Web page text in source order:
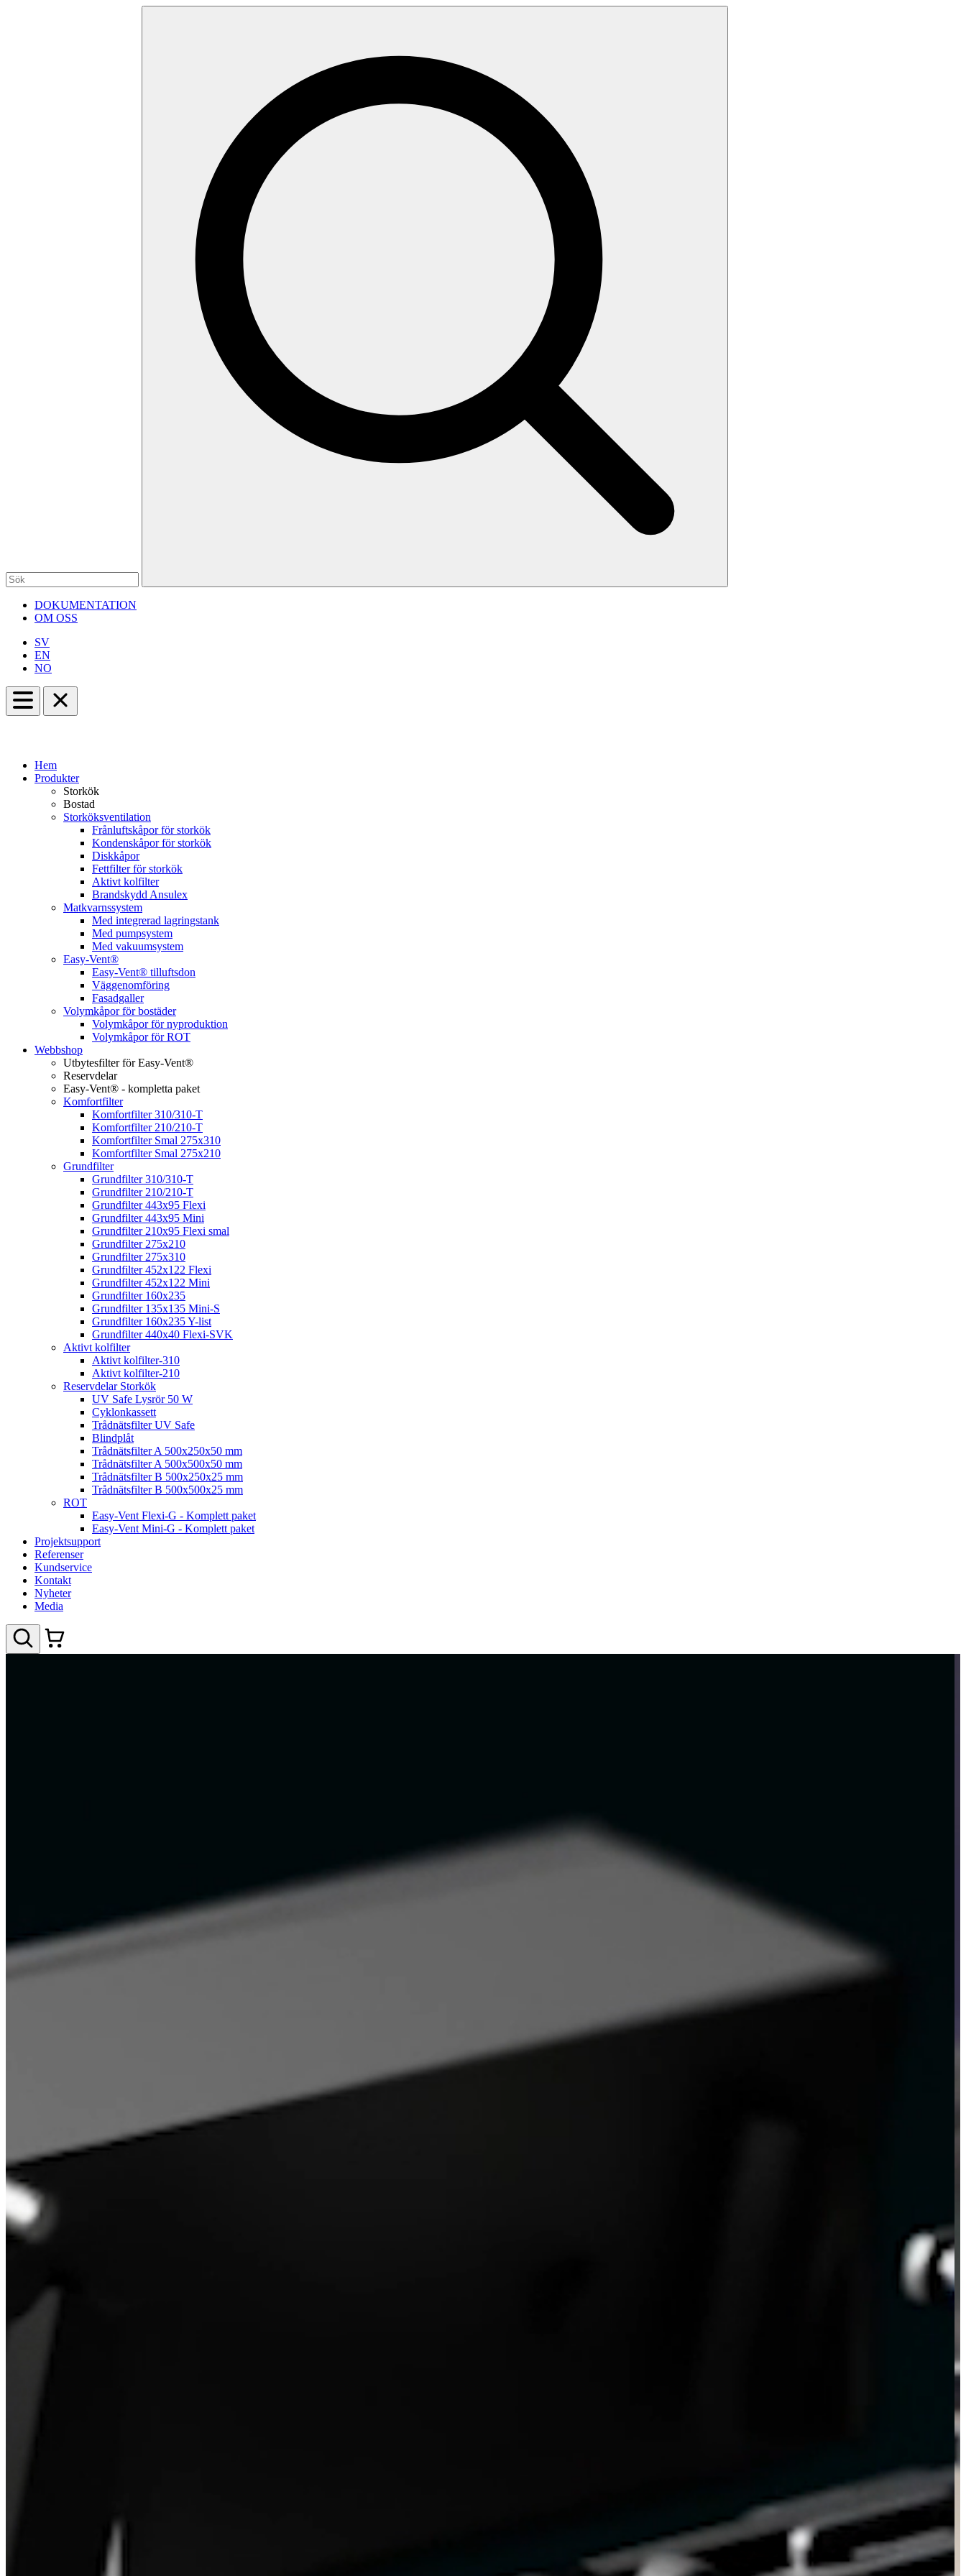
DOKUMENTATION
OM OSS
SV
EN
NO
Hem
Produkter
Storkök
Bostad
Storköksventilation
Frånluftskåpor för storkök
Kondenskåpor för storkök
Diskkåpor
Fettfilter för storkök
Aktivt kolfilter
Brandskydd Ansulex
Matkvarnssystem
Med integrerad lagringstank
Med pumpsystem
Med vakuumsystem
Easy-Vent®
Easy-Vent® tilluftsdon
Väggenomföring
Fasadgaller
Volymkåpor för bostäder
Volymkåpor för nyproduktion
Volymkåpor för ROT
Webbshop
Utbytesfilter för Easy-Vent®
Reservdelar
Easy-Vent® - kompletta paket
Komfortfilter
Komfortfilter 310/310-T
Komfortfilter 210/210-T
Komfortfilter Smal 275x310
Komfortfilter Smal 275x210
Grundfilter
Grundfilter 310/310-T
Grundfilter 210/210-T
Grundfilter 443x95 Flexi
Grundfilter 443x95 Mini
Grundfilter 210x95 Flexi smal
Grundfilter 275x210
Grundfilter 275x310
Grundfilter 452x122 Flexi
Grundfilter 452x122 Mini
Grundfilter 160x235
Grundfilter 135x135 Mini-S
Grundfilter 160x235 Y-list
Grundfilter 440x40 Flexi-SVK
Aktivt kolfilter
Aktivt kolfilter-310
Aktivt kolfilter-210
Reservdelar Storkök
UV Safe Lysrör 50 W
Cyklonkassett
Trådnätsfilter UV Safe
Blindplåt
Trådnätsfilter A 500x250x50 mm
Trådnätsfilter A 500x500x50 mm
Trådnätsfilter B 500x250x25 mm
Trådnätsfilter B 500x500x25 mm
ROT
Easy-Vent Flexi-G - Komplett paket
Easy-Vent Mini-G - Komplett paket
Projektsupport
Referenser
Kundservice
Kontakt
Nyheter
Media